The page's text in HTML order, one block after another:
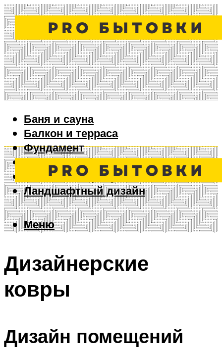
Баня и сауна
Балкон и терраса
Фундамент
Ворота и забор
Дизайн интерьера
Ландшафтный дизайн
Меню
Меню
Дизайнерские
ковры
Дизайн помещений